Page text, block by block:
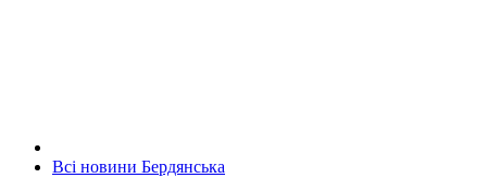
Всі новини Бердянська